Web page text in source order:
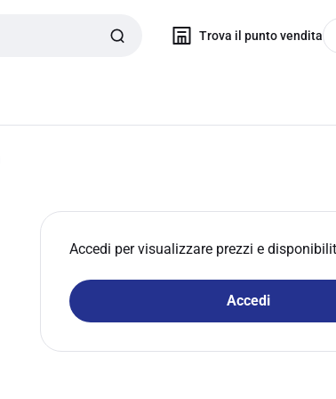
Trova il punto vendita
Accedi per visualizzare prezzi e
Accedi